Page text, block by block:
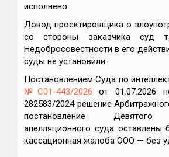
исполнено.
Довод проектировщика о
со стороны заказчика суд
Недобросовестности в его
суды не установили.
Постановлением Суда по
№С01-443/2026 от 01.07.2026
282583/2024 решение
постановление Девятого
апелляционного суда оставлены
кассационная жалоба ООО — без